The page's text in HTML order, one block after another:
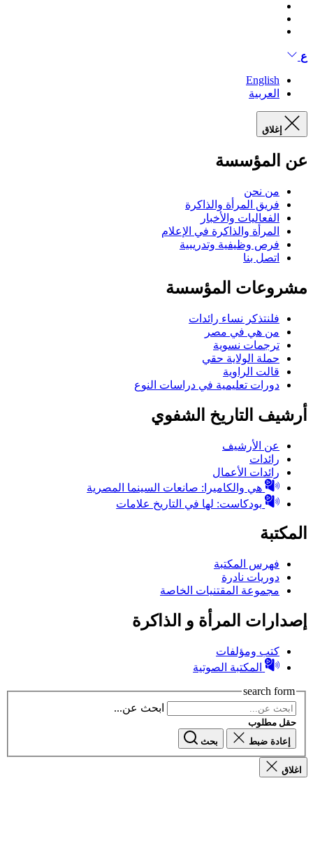
ع
English
العربية
إغلاق
عن المؤسسة
من نحن
فريق المرأة والذاكرة
الفعاليات والأخبار
المرأة والذاكرة في الإعلام
فرص وظيفية وتدريبية
اتصل بنا
مشروعات المؤسسة
فلنتذكر نساء رائدات
من هي في مصر
ترجمات نسوية
حملة الولاية حقي
قالت الراوية
دورات تعليمية في دراسات النوع
أرشيف التاريخ الشفوي
عن الأرشيف
رائدات
رائدات الأعمال
هي والكاميرا: صانعات السينما المصرية
بودكاست: لها في التاريخ علامات
المكتبة
فهرس المكتبة
دوريات نادرة
مجموعة المقتنيات الخاصة
إصدارات المرأة و الذاكرة
كتب ومؤلفات
المكتبة الصوتية
search form
ابحث عن...
حقل مطلوب
إعادة ضبط
بحث
اغلاق